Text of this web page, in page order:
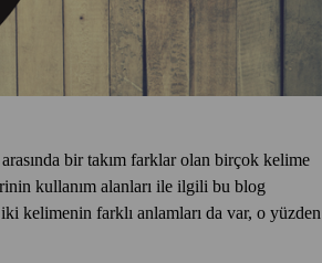
bir takım farklar olan birçok kelime
kullanım alanları ile ilgili bu blog
kelimenin farklı anlamları da var, o yüzden